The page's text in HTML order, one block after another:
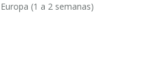
(1 a 2 semanas)